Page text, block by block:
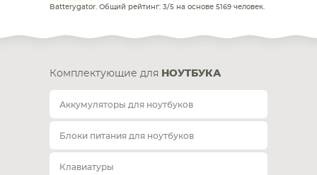
Batterygator. Общий рейтинг: 3/5 на основе 5169 человек.
Комплектующие для НОУТБУКА
Аккумуляторы для ноутбуков
Блоки питания для ноутбуков
Клавиатуры